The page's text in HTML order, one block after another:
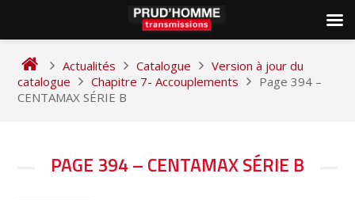
content
Actualités Catalogue
Version à jour du
catalogue
Chapitre 7- Accouplements
Page 394 –
CENTAMAX SÉRIE B
PAGE 394 – CENTAMAX SÉRIE B
NAVIGATION